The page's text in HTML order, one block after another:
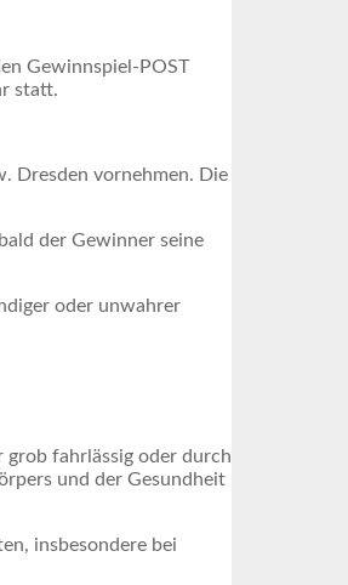
Gewinnspiel-POST
statt.
Dresden vornehmen. Die
der Gewinner seine
oder unwahrer
fahrlässig oder durch
und der Gesundheit
insbesondere bei